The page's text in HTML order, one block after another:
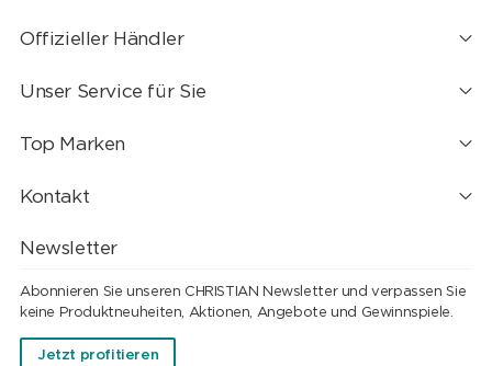
Offizieller Händler
Unser Service für Sie
Top Marken
Kontakt
Newsletter
Abonnieren Sie unseren CHRISTIAN Newsletter und verpassen Sie
keine Produktneuheiten, Aktionen, Angebote und Gewinnspiele.
Jetzt profitieren